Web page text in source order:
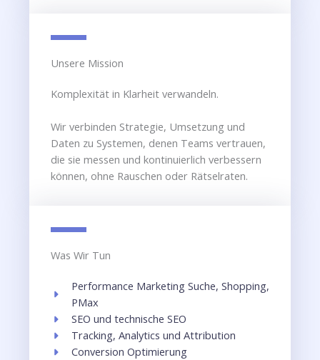
Unsere Mission​
Komplexität in Klarheit verwandeln.
Wir verbinden Strategie, Umsetzung und
Daten zu Systemen, denen Teams vertrauen,
die sie messen und kontinuierlich verbessern
können, ohne Rauschen oder Rätselraten.
Was Wir Tun
Performance Marketing Suche, Shopping,
PMax
SEO und technische SEO
Tracking, Analytics und Attribution
Conversion Optimierung